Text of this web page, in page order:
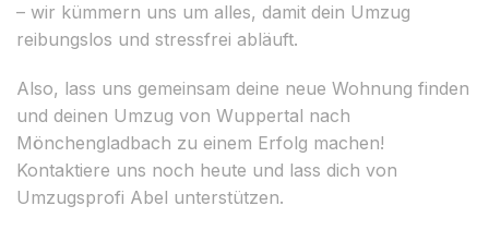
– wir kümmern uns um alles, damit dein Umzug
reibungslos und stressfrei abläuft.
Also, lass uns gemeinsam deine neue Wohnung finden
und deinen Umzug von Wuppertal nach
Mönchengladbach zu einem Erfolg machen!
Kontaktiere uns noch heute und lass dich von
Umzugsprofi Abel unterstützen.